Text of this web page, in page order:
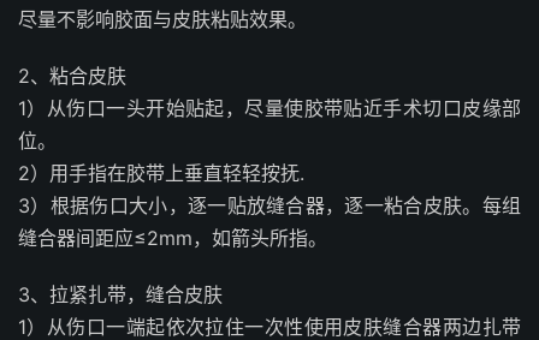
尽量不影响胶面与皮肤粘贴效果。
2、粘合皮肤
1）从伤口一头开始贴起，尽量使胶带贴近手术切口皮缘部
位。
2）用手指在胶带上垂直轻轻按抚.
3）根据伤口大小，逐一贴放缝合器，逐一粘合皮肤。每组
缝合器间距应≤2mm，如箭头所指。
3、拉紧扎带，缝合皮肤
1）从伤口一端起依次拉住一次性使用皮肤缝合器两边扎带